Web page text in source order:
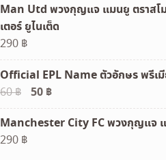
Man Utd พวงกุญแจ แมนยู ตราสโ
เตอร์ ยูไนเต็ด
290 ฿
Official EPL Name ตัวอักษร พรีเ
60฿
Original
price
was:
60 ฿.
50 ฿Current
price
is:
Manchester City FC พวงกุญแจ แ
290 ฿